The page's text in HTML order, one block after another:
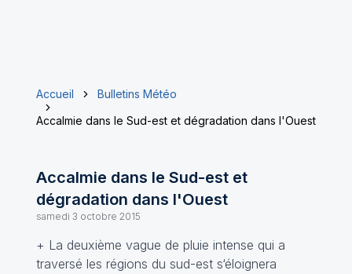
Accueil
Bulletins Météo
Accalmie dans le Sud-est et dégradation dans l'Ouest
Accalmie dans le Sud-est et
dégradation dans l'Ouest
samedi 3 octobre 2015
+ La deuxième vague de pluie intense qui a
traversé les régions du sud-est s‘éloignera